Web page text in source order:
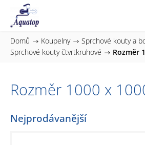
Domů / Koupelny / Sprchové kouty a
Sprchové kouty čtvrtkruhové / Rozměr
Rozměr 1000 x
Nejprodávanější